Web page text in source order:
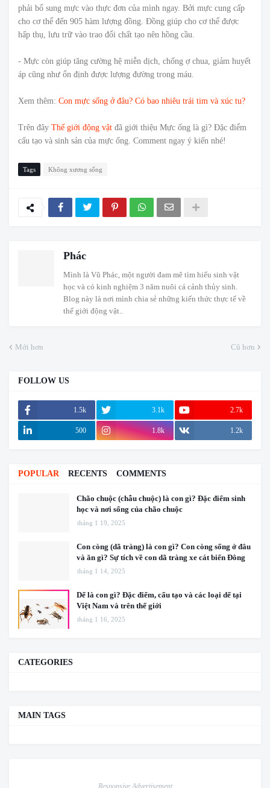
phải bổ sung mực vào thực đơn của mình ngay. Bởi mực cung cấp
cho cơ thể đến 905 hàm lượng đồng. Đồng giúp cho cơ thể được
hấp thụ, lưu trữ vào trao đổi chất tạo nên hồng cầu.
- Mực còn giúp tăng cường hệ miễn dịch, chống ợ chua, giảm huyết
áp cũng như ổn định được lượng đường trong máu.
Xem thêm: Con mực sống ở đâu? Có bao nhiêu trái tim và xúc tu?
Trên đây Thế giới động vật đã giới thiệu Mực ống là gì? Đặc điểm
cấu tạo và sinh sản của mực ống. Comment ngay ý kiến nhé!
Tags Không xương sống
Phác
Mình là Vũ Phác, một người đam mê tìm hiểu sinh vật
học và có kinh nghiệm 3 năm nuôi cá cảnh thủy sinh.
Blog này là nơi mình chia sẻ những kiến thức thực tế về
thế giới động vật..
Mới hơn Cũ hơn
FOLLOW US
1.5k 3.1k 2.7k
500 1.8k 1.2k
POPULAR RECENTS COMMENTS
Chão chuộc (chẫu chuộc) là con gì? Đặc điểm sinh
học và nơi sống của chão chuộc
tháng 1 19, 2025
Con còng (dã tràng) là con gì? Con còng sống ở đâu
và ăn gì? Sự tích về con dã tràng xe cát biển Đông
tháng 1 14, 2025
Dế là con gì? Đặc điểm, cấu tạo và các loại dế tại
Việt Nam và trên thế giới
tháng 1 16, 2025
CATEGORIES
MAIN TAGS
Responsive Advertisement